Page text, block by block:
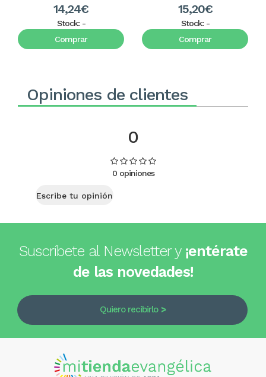
14,24€
Stock: -
Comprar
15,20€
Stock: -
Comprar
Opiniones de clientes
0
0 opiniones
Escribe tu opinión
Suscríbete al Newsletter y ¡entérate
de las novedades!
Quiero recibirlo